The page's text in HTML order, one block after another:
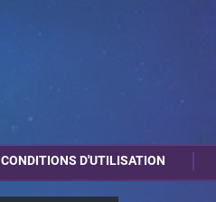
CONDITIONS D'UTILISATION